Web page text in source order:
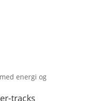
energi og
tracks